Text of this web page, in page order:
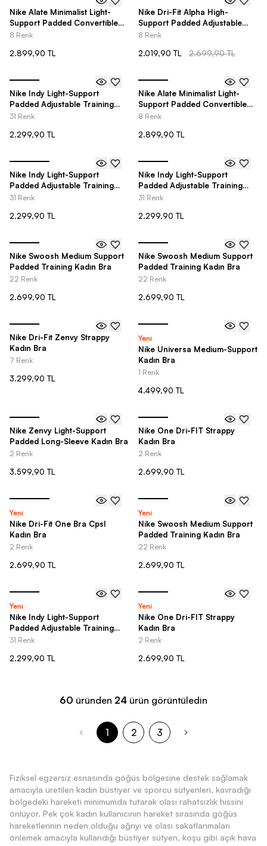
Nike Alate Minimalist Light-
Support Padded Convertible
Kadın Bra
8 Renk
2.899,90 TL
Nike Dri-Fit Alpha High-
Support Padded Adjustable
Training Kadın Bra
8 Renk
2.019,90 TL 2.699,90 TL
Nike Indy Light-Support
Padded Adjustable Training
Sports Kadın Bra
31 Renk
2.299,90 TL
Nike Alate Minimalist Light-
Support Padded Convertible
Kadın Bra
8 Renk
2.899,90 TL
Nike Indy Light-Support
Padded Adjustable Training
Sports Kadın Bra
31 Renk
2.299,90 TL
Nike Indy Light-Support
Padded Adjustable Training
Sports Kadın Bra
31 Renk
2.299,90 TL
Nike Swoosh Medium Support
Padded Training Kadın Bra
22 Renk
2.699,90 TL
Nike Swoosh Medium Support
Padded Training Kadın Bra
22 Renk
2.699,90 TL
Nike Dri-Fit Zenvy Strappy
Kadın Bra
7 Renk
3.299,90 TL
Yeni
Nike Universa Medium-Support
Kadın Bra
1 Renk
4.499,90 TL
Nike Zenvy Light-Support
Padded Long-Sleeve Kadın Bra
2 Renk
3.599,90 TL
Nike One Dri-FIT Strappy
Kadın Bra
2 Renk
2.699,90 TL
Yeni
Nike Dri-Fit One Bra Cpsl
Kadın Bra
2 Renk
2.699,90 TL
Yeni
Nike Swoosh Medium Support
Padded Training Kadın Bra
22 Renk
2.699,90 TL
Yeni
Nike Indy Light-Support
Padded Adjustable Training
Sports Kadın Bra
31 Renk
2.299,90 TL
Yeni
Nike One Dri-FIT Strappy
Kadın Bra
2 Renk
2.699,90 TL
60 üründen 24 ürün görüntüledin
1 2 3
Fiziksel egzersiz esnasında göğüs bölgesine destek sağlamak
amacıyla üretilen kadın büstiyer ve sporcu sütyenleri, kavradığı
bölgedeki hareketi minimumda tutarak olası rahatsızlık hissini
önlüyor. Pek çok kadın kullanıcının hareket sırasında göğüs
hareketlerinin neden olduğu ağrıyı ve olası sakatlanmaları
önlemek amacıyla kullandığı büstiyer sütyen, koşu gibi açık hava